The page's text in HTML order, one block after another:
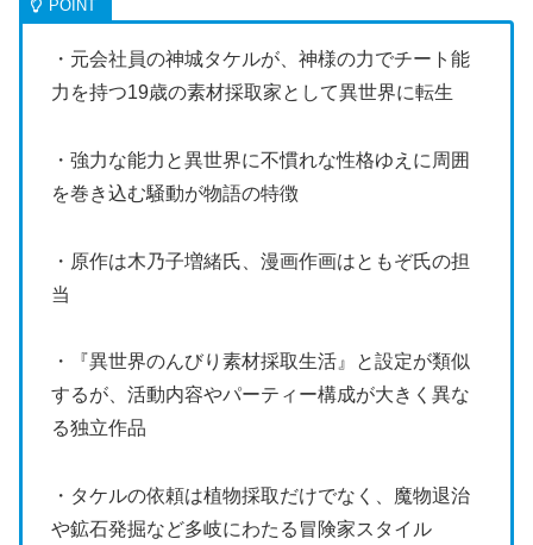
・元会社員の神城タケルが、神様の力でチート能
力を持つ19歳の素材採取家として異世界に転生
・強力な能力と異世界に不慣れな性格ゆえに周囲
を巻き込む騒動が物語の特徴
・原作は木乃子増緒氏、漫画作画はともぞ氏の担
当
・『異世界のんびり素材採取生活』と設定が類似
するが、活動内容やパーティー構成が大きく異な
る独立作品
・タケルの依頼は植物採取だけでなく、魔物退治
や鉱石発掘など多岐にわたる冒険家スタイル